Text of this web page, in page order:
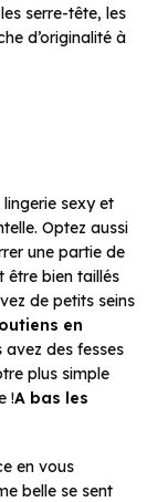
serre-tête, les
d’originalité à
sexy et
Optez aussi
une partie de
être bien taillés
de petits seins
en
avez des fesses
plus simple
!A bas les
en vous
belle se sent